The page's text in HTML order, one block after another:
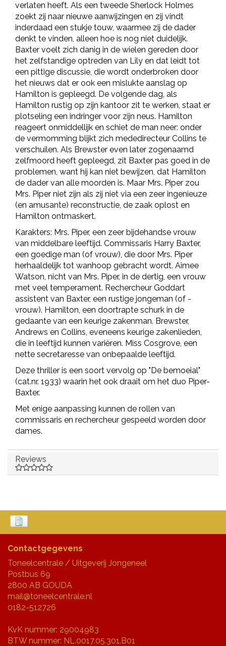
verlaten heeft. Als een tweede Sherlock Holmes
zoekt zij naar nieuwe aanwijzingen en zij vindt
inderdaad een stukje touw, waarmee zij de dader
denkt te vinden, alleen hoe is nog niet duidelijk.
Baxter voelt zich danig in de wielen gereden door
het zelfstandige optreden van Lily en dat leidt tot
een pittige discussie, die wordt onderbroken door
het nieuws dat er ook een mislukte aanslag op
Hamilton is gepleegd. De volgende dag, als
Hamilton rustig op zijn kantoor zit te werken, staat er
plotseling een indringer voor zijn neus. Hamilton
reageert onmiddellijk en schiet de man neer: onder
de vermomming blijkt zich mededirecteur Collins te
verschuilen. Als Brewster even later zogenaamd
zelfmoord heeft gepleegd, zit Baxter pas goed in de
problemen, want hij kan niet bewijzen, dat Hamilton
de dader van alle moorden is. Maar Mrs. Piper zou
Mrs. Piper niet zijn als zij niet via een zeer ingenieuze
(en amusante) reconstructie, de zaak oplost en
Hamilton ontmaskert.
Karakters: Mrs. Piper, een zeer bijdehandse vrouw
van middelbare leeftijd. Commissaris Harry Baxter,
een goedige man (of vrouw), die door Mrs. Piper
herhaaldelijk tot wanhoop gebracht wordt. Aimee
Watson, nicht van Mrs. Piper, in de dertig, een vrouw
met veel temperament. Rechercheur Goddart
assistent van Baxter, een rustige jongeman (of -
vrouw). Hamilton, een doortrapte schurk in de
gedaante van een keurige zakenman. Brewster,
Andrews en Collins, eveneens keurige zakenlieden,
die in leeftijd kunnen variëren. Miss Cosgrove, een
nette secretaresse van onbepaalde leeftijd.
Deze thriller is een soort vervolg op "De bemoeial"
(cat.nr. 1933) waarin het ook draait om het duo Piper-
Baxter.
Met enige aanpassing kunnen de rollen van
commissaris en rechercheur gespeeld worden door
dames.
Reviews
Contactgegevens
Toneelcentrale / Uitgeverij Jongeneel
Postbus 69
2800 AB GOUDA
mail@toneelcentrale.nl
0182-512726
KvK nummer: 29004983
BTW nummer: NL.0017.05.301.B01